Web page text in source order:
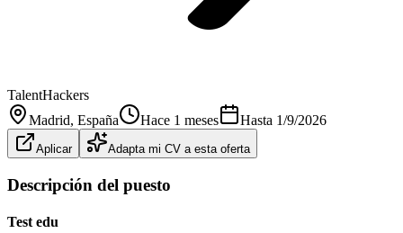
TalentHackers
Madrid, España Hace 1 meses Hasta 1/9/2026
Aplicar Adapta mi CV a esta oferta
Descripción del puesto
Test edu